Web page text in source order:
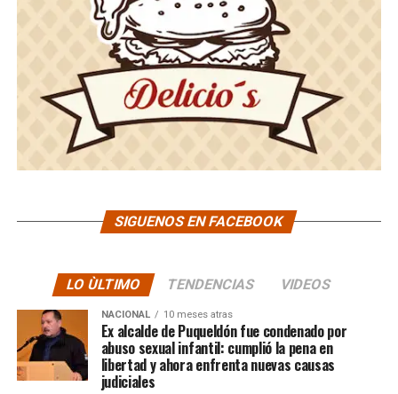
SIGUENOS EN FACEBOOK
LO ÙLTIMO TENDENCIAS VIDEOS
NACIONAL 10 meses atras
Ex alcalde de Puqueldón fue condenado por
abuso sexual infantil: cumplió la pena en
libertad y ahora enfrenta nuevas causas
judiciales